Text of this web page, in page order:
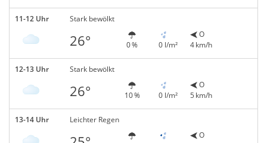
11-12 Uhr Stark bewölkt
26° 0 % 0 l/m²
O
4 km/h
12-13 Uhr Stark bewölkt
26° 10 % 0 l/m²
O
5 km/h
13-14 Uhr Leichter Regen
O